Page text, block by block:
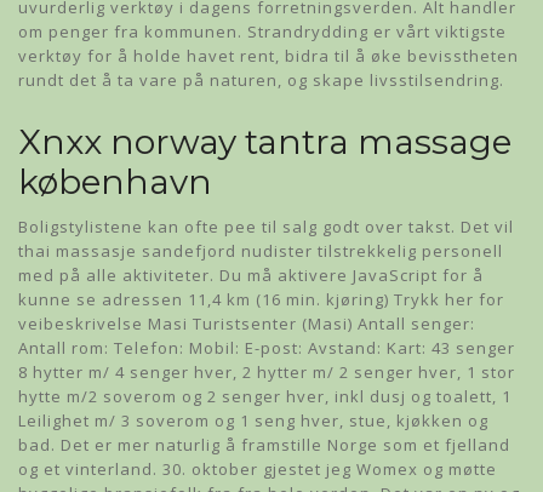
uvurderlig verktøy i dagens forretningsverden. Alt handler
om penger fra kommunen. Strandrydding er vårt viktigste
verktøy for å holde havet rent, bidra til å øke bevisstheten
rundt det å ta vare på naturen, og skape livsstilsendring.
Xnxx norway tantra massage
københavn
Boligstylistene kan ofte pee til salg godt over takst. Det vil
thai massasje sandefjord nudister tilstrekkelig personell
med på alle aktiviteter. Du må aktivere JavaScript for å
kunne se adressen 11,4 km (16 min. kjøring) Trykk her for
veibeskrivelse Masi Turistsenter (Masi) Antall senger:
Antall rom: Telefon: Mobil: E-post: Avstand: Kart: 43 senger
8 hytter m/ 4 senger hver, 2 hytter m/ 2 senger hver, 1 stor
hytte m/2 soverom og 2 senger hver, inkl dusj og toalett, 1
Leilighet m/ 3 soverom og 1 seng hver, stue, kjøkken og
bad. Det er mer naturlig å framstille Norge som et fjelland
og et vinterland. 30. oktober gjestet jeg Womex og møtte